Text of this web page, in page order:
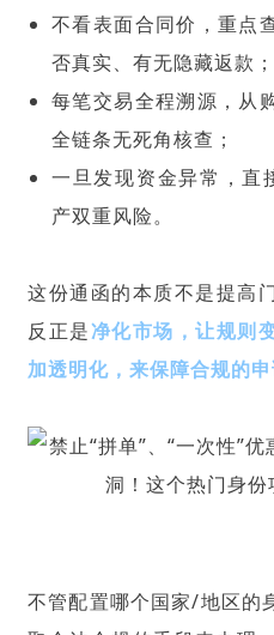
不看表面合同价，重点
否真实、有无隐藏返款；
每笔交易全程溯源，从
全链条无死角核查；
一旦发现资金异常，直
产双重风险。
这份通函的本质不是提高
反正是净化市场，让规则
加透明化，来保障合规的申
不管配置哪个国家/地区的